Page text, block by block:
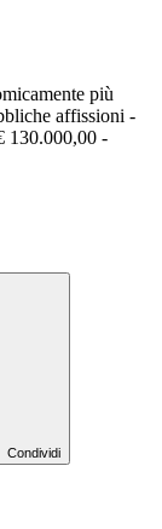
più
affissioni -
130.000,00 -
Condividi